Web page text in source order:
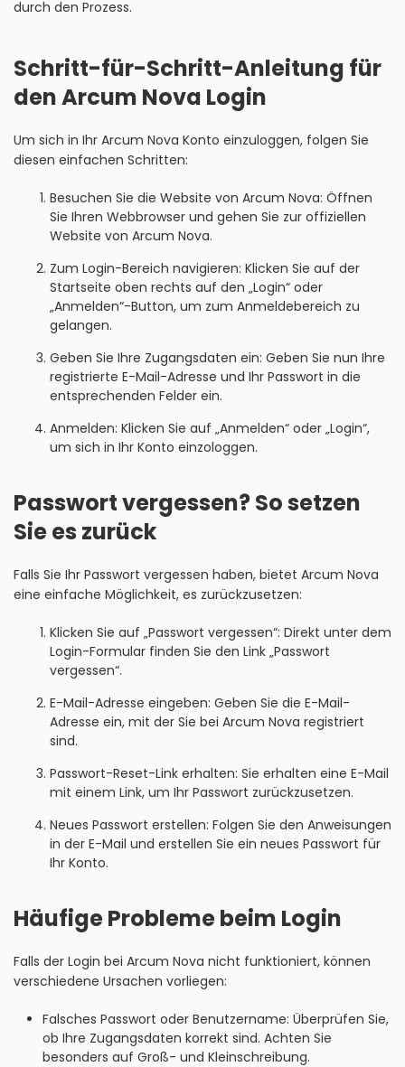
durch den Prozess.
Schritt-für-Schritt-Anleitung für
den Arcum Nova Login
Um sich in Ihr Arcum Nova Konto einzuloggen, folgen Sie
diesen einfachen Schritten:
Besuchen Sie die Website von Arcum Nova: Öffnen
Sie Ihren Webbrowser und gehen Sie zur offiziellen
Website von Arcum Nova.
Zum Login-Bereich navigieren: Klicken Sie auf der
Startseite oben rechts auf den „Login“ oder
„Anmelden“-Button, um zum Anmeldebereich zu
gelangen.
Geben Sie Ihre Zugangsdaten ein: Geben Sie nun Ihre
registrierte E-Mail-Adresse und Ihr Passwort in die
entsprechenden Felder ein.
Anmelden: Klicken Sie auf „Anmelden“ oder „Login“,
um sich in Ihr Konto einzologgen.
Passwort vergessen? So setzen
Sie es zurück
Falls Sie Ihr Passwort vergessen haben, bietet Arcum Nova
eine einfache Möglichkeit, es zurückzusetzen:
Klicken Sie auf „Passwort vergessen“: Direkt unter dem
Login-Formular finden Sie den Link „Passwort
vergessen“.
E-Mail-Adresse eingeben: Geben Sie die E-Mail-
Adresse ein, mit der Sie bei Arcum Nova registriert
sind.
Passwort-Reset-Link erhalten: Sie erhalten eine E-Mail
mit einem Link, um Ihr Passwort zurückzusetzen.
Neues Passwort erstellen: Folgen Sie den Anweisungen
in der E-Mail und erstellen Sie ein neues Passwort für
Ihr Konto.
Häufige Probleme beim Login
Falls der Login bei Arcum Nova nicht funktioniert, können
verschiedene Ursachen vorliegen:
Falsches Passwort oder Benutzername: Überprüfen Sie,
ob Ihre Zugangsdaten korrekt sind. Achten Sie
besonders auf Groß- und Kleinschreibung.